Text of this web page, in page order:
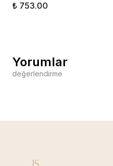
₺ 753.00
Yorumlar
değerlendirme